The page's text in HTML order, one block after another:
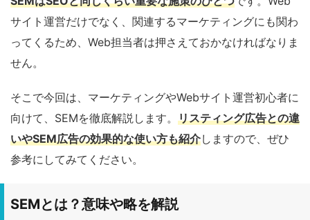
サイト運営だけでなく、関連するマーケティングにも関わ
ってくるため、Web担当者は押さえておかなければなりま
せん。
そこで今回は、マーケティングやWebサイト運営初心者に
向けて、SEMを徹底解説します。 リスティング広告との違
いやSEM広告の効果的な使い方も紹介しますので、ぜひ
参考にしてみてください。
SEMとは？意味や略を解説